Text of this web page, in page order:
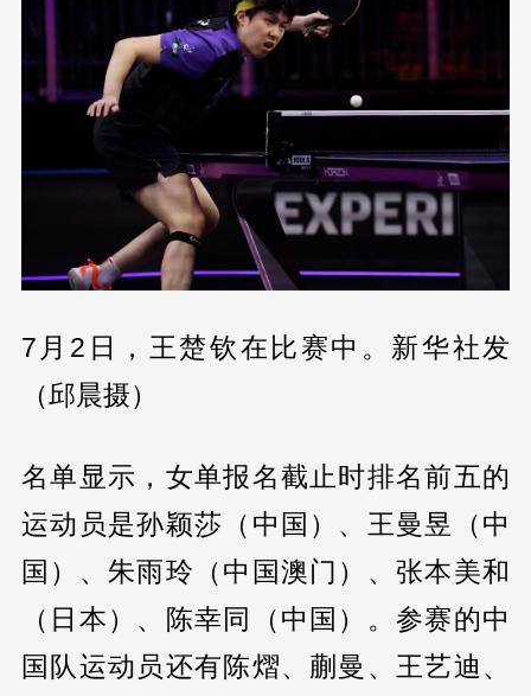
7月2日，王楚钦在比赛中。新华社发
（邱晨摄）
名单显示，女单报名截止时排名前五的
运动员是孙颖莎（中国）、王曼昱（中
国）、朱雨玲（中国澳门）、张本美和
（日本）、陈幸同（中国）。参赛的中
国队运动员还有陈熠、蒯曼、王艺迪、